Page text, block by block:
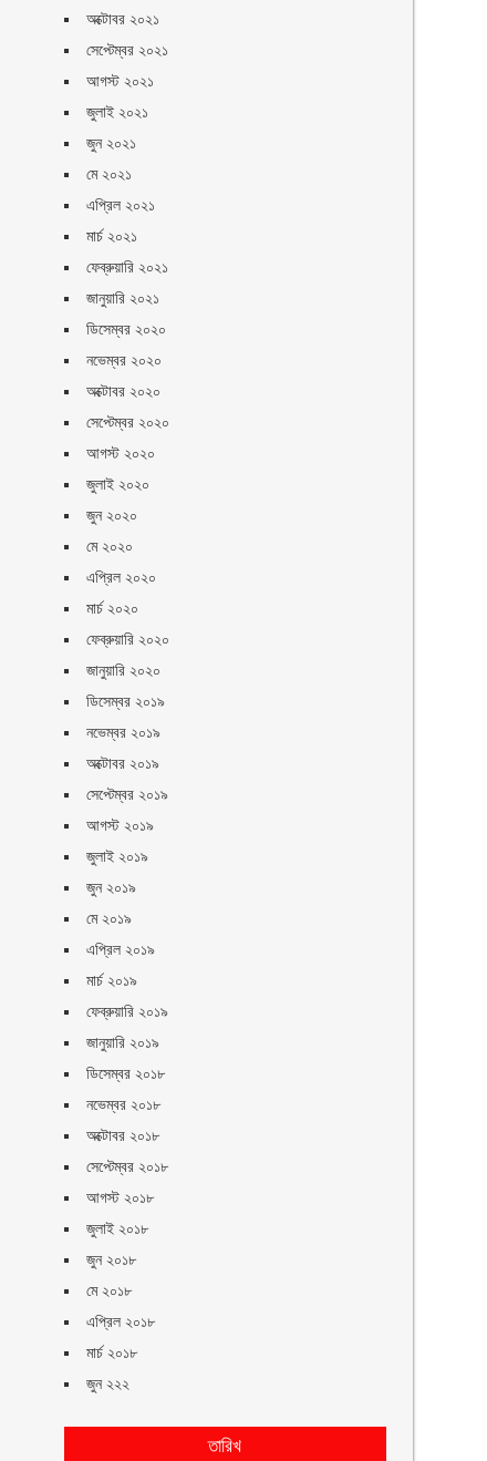
অক্টোবর ২০২১
সেপ্টেম্বর ২০২১
আগস্ট ২০২১
জুলাই ২০২১
জুন ২০২১
মে ২০২১
এপ্রিল ২০২১
মার্চ ২০২১
ফেব্রুয়ারি ২০২১
জানুয়ারি ২০২১
ডিসেম্বর ২০২০
নভেম্বর ২০২০
অক্টোবর ২০২০
সেপ্টেম্বর ২০২০
আগস্ট ২০২০
জুলাই ২০২০
জুন ২০২০
মে ২০২০
এপ্রিল ২০২০
মার্চ ২০২০
ফেব্রুয়ারি ২০২০
জানুয়ারি ২০২০
ডিসেম্বর ২০১৯
নভেম্বর ২০১৯
অক্টোবর ২০১৯
সেপ্টেম্বর ২০১৯
আগস্ট ২০১৯
জুলাই ২০১৯
জুন ২০১৯
মে ২০১৯
এপ্রিল ২০১৯
মার্চ ২০১৯
ফেব্রুয়ারি ২০১৯
জানুয়ারি ২০১৯
ডিসেম্বর ২০১৮
নভেম্বর ২০১৮
অক্টোবর ২০১৮
সেপ্টেম্বর ২০১৮
আগস্ট ২০১৮
জুলাই ২০১৮
জুন ২০১৮
মে ২০১৮
এপ্রিল ২০১৮
মার্চ ২০১৮
জুন ২২২
তারিখ